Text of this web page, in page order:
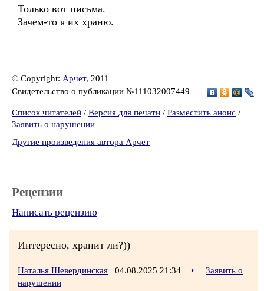
Только вот письма.
Зачем-то я их храню.
© Copyright: Арчет, 2011
Свидетельство о публикации №111032007449
Список читателей / Версия для печати / Разместить анонс /
Заявить о нарушении
Другие произведения автора Арчет
Рецензии
Написать рецензию
Интересно, хранит ли?))
Наталья Шевердинская 04.08.2025 21:34 •
Заявить о
нарушении